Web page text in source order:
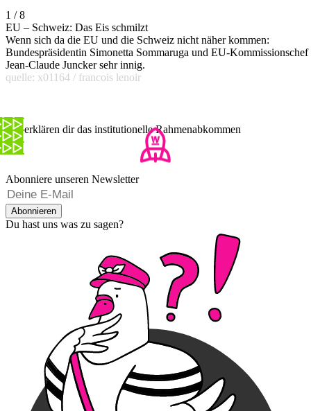
1 / 8
EU – Schweiz: Das Eis schmilzt
Wenn sich da die EU und die Schweiz nicht näher kommen:
Bundespräsidentin Simonetta Sommaruga und EU-Kommissionschef
Jean-Claude Juncker sehr innig.
quelle: x01164 / francois lenoir
Wir erklären dir das institutionelle Rahmenabkommen
Abonniere unseren Newsletter
Abonnieren
Du hast uns was zu sagen?